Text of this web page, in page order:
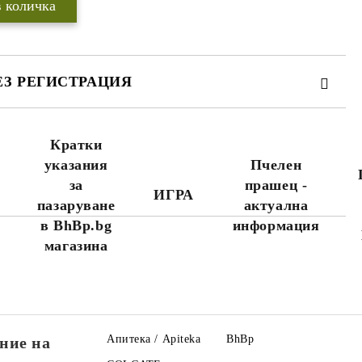
РЕГИСТРАЦИЯ
WWW.APITEKA.EUкъдето можете да
поръчвате повече
продукти за по-
малко пари.
Кратки
указания
за
пазаруване
в BhBp.bg
магазина
ИГРА
Пчелен
прашец -
актуална
информация
на
Апитека / Apiteka BhBp